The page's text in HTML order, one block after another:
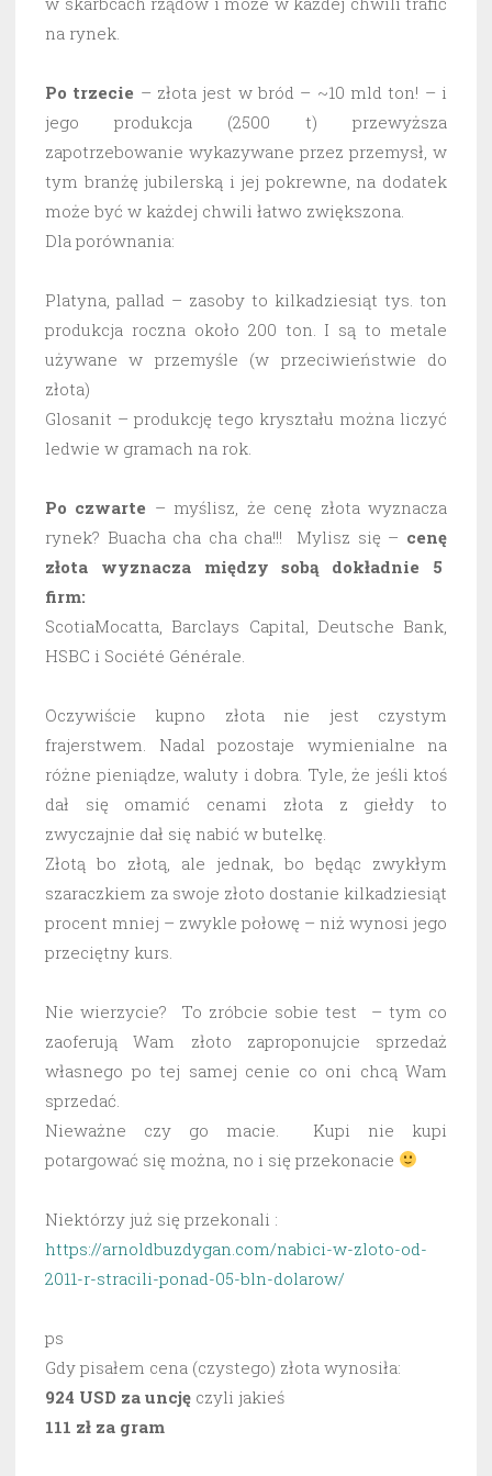
na rynek.
Po trzecie – złota jest w bród – ~10 mld ton! – i
jego produkcja (2500 t) przewyższa
zapotrzebowanie wykazywane przez przemysł, w
tym branżę jubilerską i jej pokrewne, na dodatek
może być w każdej chwili łatwo zwiększona.
Dla porównania:
Platyna, pallad – zasoby to kilkadziesiąt tys. ton
produkcja roczna około 200 ton. I są to metale
używane w przemyśle (w przeciwieństwie do
złota)
Glosanit – produkcję tego kryształu można liczyć
ledwie w gramach na rok.
Po czwarte – myślisz, że cenę złota wyznacza
rynek? Buacha cha cha cha!!! Mylisz się – cenę
złota wyznacza między sobą dokładnie 5
firm:
ScotiaMocatta, Barclays Capital, Deutsche Bank,
HSBC i Société Générale.
Oczywiście kupno złota nie jest czystym
frajerstwem. Nadal pozostaje wymienialne na
różne pieniądze, waluty i dobra. Tyle, że jeśli ktoś
dał się omamić cenami złota z giełdy to
zwyczajnie dał się nabić w butelkę.
Złotą bo złotą, ale jednak, bo będąc zwykłym
szaraczkiem za swoje złoto dostanie kilkadziesiąt
procent mniej – zwykle połowę – niż wynosi jego
przeciętny kurs.
Nie wierzycie? To zróbcie sobie test – tym co
zaoferują Wam złoto zaproponujcie sprzedaż
własnego po tej samej cenie co oni chcą Wam
sprzedać.
Nieważne czy go macie. Kupi nie kupi
potargować się można, no i się przekonacie
Niektórzy już się przekonali :
https://arnoldbuzdygan.com/nabici-w-zloto-od-
2011-r-stracili-ponad-05-bln-dolarow/
ps
Gdy pisałem cena (czystego) złota wynosiła:
924 USD za uncję czyli jakieś
111 zł za gram